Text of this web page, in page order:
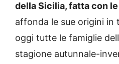
della Sicilia, fatta con
affonda le sue origini in
oggi tutte le famiglie
stagione autunnale-